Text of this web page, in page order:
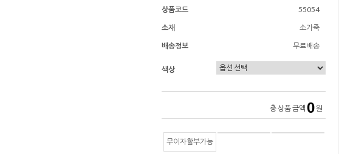
상품코드
55054
소재
소가죽
배송정보
무료배송
색상
총 상품 금액 0 원
무이자할부가능